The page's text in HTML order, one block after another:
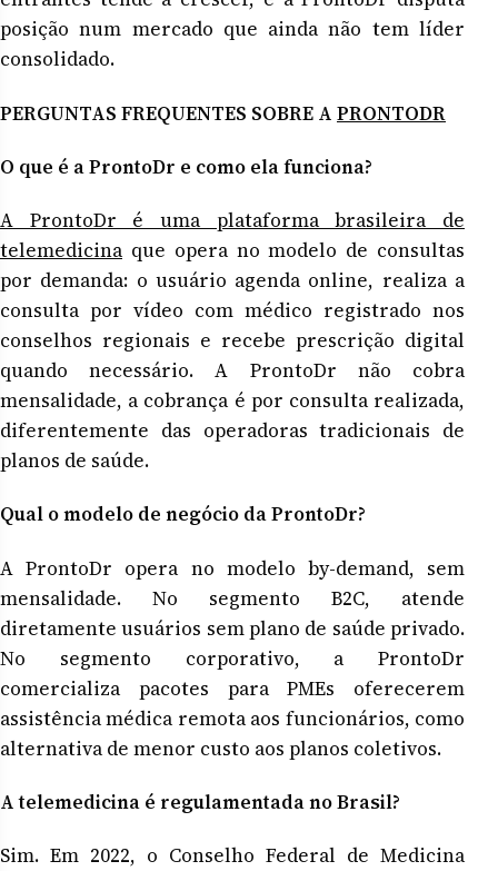
posição num mercado que ainda não tem líder
consolidado.
PERGUNTAS FREQUENTES SOBRE A PRONTODR
O que é a ProntoDr e como ela funciona?
A ProntoDr é uma plataforma brasileira de
telemedicina que opera no modelo de consultas
por demanda: o usuário agenda online, realiza a
consulta por vídeo com médico registrado nos
conselhos regionais e recebe prescrição digital
quando necessário. A ProntoDr não cobra
mensalidade, a cobrança é por consulta realizada,
diferentemente das operadoras tradicionais de
planos de saúde.
Qual o modelo de negócio da ProntoDr?
A ProntoDr opera no modelo by-demand, sem
mensalidade. No segmento B2C, atende
diretamente usuários sem plano de saúde privado.
No segmento corporativo, a ProntoDr
comercializa pacotes para PMEs oferecerem
assistência médica remota aos funcionários, como
alternativa de menor custo aos planos coletivos.
A telemedicina é regulamentada no Brasil?
Sim. Em 2022, o Conselho Federal de Medicina